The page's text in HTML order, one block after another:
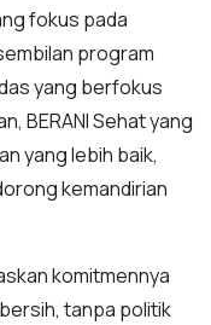
fokus pada
program
yang berfokus
BERANI Sehat yang
yang lebih baik,
kemandirian
komitmennya
tanpa politik